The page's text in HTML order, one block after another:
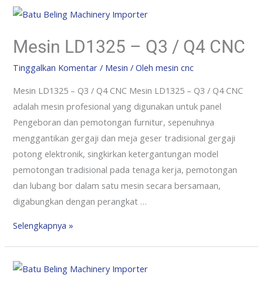
Mesin LD1325 – Q3 / Q4 CNC
Tinggalkan Komentar / Mesin / Olehmesin cnc
Mesin LD1325 – Q3 / Q4 CNC Mesin LD1325 – Q3 / Q4 CNC
adalah mesin profesional yang digunakan untuk panel
Pengeboran dan pemotongan furnitur, sepenuhnya
menggantikan gergaji dan meja geser tradisional gergaji
potong elektronik, singkirkan ketergantungan model
pemotongan tradisional pada tenaga kerja, pemotongan
dan lubang bor dalam satu mesin secara bersamaan,
digabungkan dengan perangkat …
Selengkapnya »